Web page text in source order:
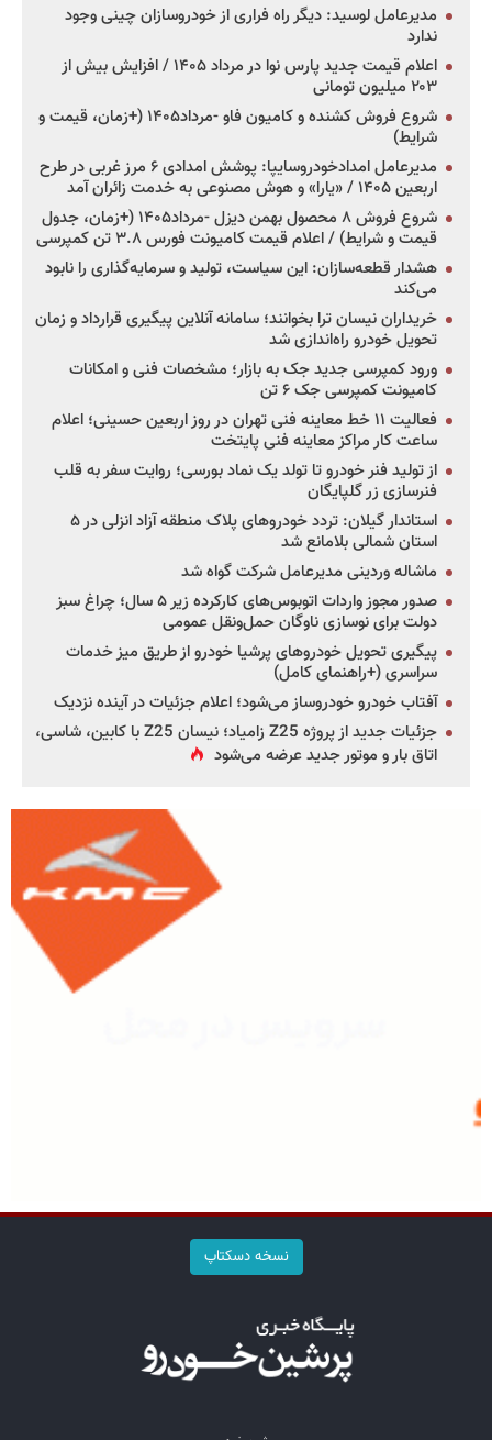
مدیرعامل لوسید: دیگر راه فراری از خودروسازان چینی وجود
ندارد
اعلام قیمت جدید پارس نوا در مرداد ۱۴۰۵ / افزایش بیش از
۲۰۳ میلیون تومانی
شروع فروش کشنده و کامیون فاو -مرداد۱۴۰۵ (+زمان، قیمت و
شرایط)
مدیرعامل امدادخودروسایپا: پوشش امدادی ۶ مرز غربی در طرح
اربعین ۱۴۰۵ / «یارا» و هوش مصنوعی به خدمت زائران آمد
شروع فروش ۸ محصول بهمن دیزل -مرداد۱۴۰۵ (+زمان، جدول
قیمت و شرایط) / اعلام قیمت کامیونت فورس ۳.۸ تن کمپرسی
هشدار قطعه‌سازان: این سیاست، تولید و سرمایه‌گذاری را نابود
می‌کند
خریداران نیسان ترا بخوانند؛ سامانه آنلاین پیگیری قرارداد و زمان
تحویل خودرو راه‌اندازی شد
ورود کمپرسی جدید جک به بازار؛ مشخصات فنی و امکانات
کامیونت کمپرسی جک ۶ تن
فعالیت ۱۱ خط معاینه فنی تهران در روز اربعین حسینی؛ اعلام
ساعت کار مراکز معاینه فنی پایتخت
از تولید فنر خودرو تا تولد یک نماد بورسی؛ روایت سفر به قلب
فنرسازی زر گلپایگان
استاندار گیلان: تردد خودروهای پلاک منطقه آزاد انزلی در ۵
استان شمالی بلامانع شد
ماشاله وردینی مدیرعامل شرکت گواه شد
صدور مجوز واردات اتوبوس‌های کارکرده زیر ۵ سال؛ چراغ سبز
دولت برای نوسازی ناوگان حمل‌ونقل عمومی
پیگیری تحویل خودروهای پرشیا خودرو از طریق میز خدمات
سراسری (+راهنمای کامل)
آفتاب خودرو خودروساز می‌شود؛ اعلام جزئیات در آینده نزدیک
جزئیات جدید از پروژه Z25 زامیاد؛ نیسان Z25 با کابین، شاسی،
اتاق بار و موتور جدید عرضه می‌شود
نسخه دسکتاپ